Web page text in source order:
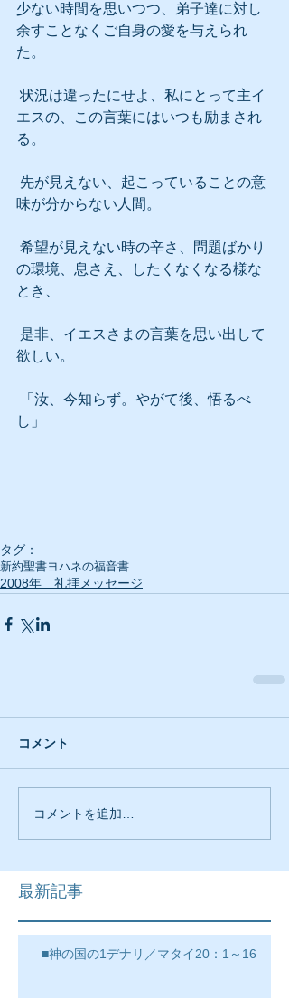
少ない時間を思いつつ、弟子達に対し
余すことなくご自身の愛を与えられ
た。
エスの、この言葉にはいつも励まされ
る。
味が分からない人間。
の環境、息さえ、したくなくなる様な
とき、
欲しい。
し」
タグ：
新約聖書ヨハネの福音書
2008年 礼拝メッセージ
コメント
コメントを追加…
最新記事
■神の国の1デナリ／マタイ20：1～16